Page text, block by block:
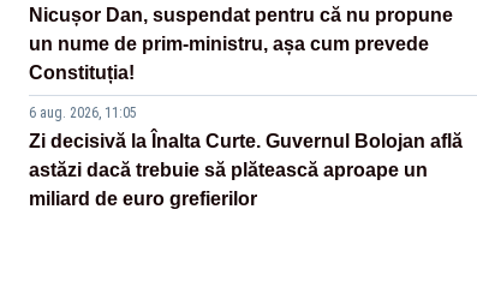
Nicușor Dan, suspendat pentru că nu propune
un nume de prim-ministru, așa cum prevede
Constituția!
6 aug. 2026, 11:05
Zi decisivă la Înalta Curte. Guvernul Bolojan află
astăzi dacă trebuie să plătească aproape un
miliard de euro grefierilor